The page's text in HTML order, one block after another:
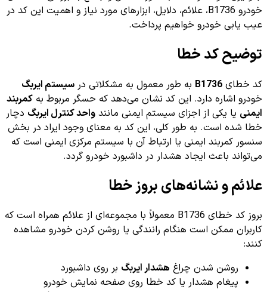
خودرو B1736، علائم، دلایل، ابزارهای مورد نیاز و اهمیت این کد در
عیب یابی خودرو خواهیم پرداخت.
توضیح کد خطا
کد خطای B1736 به طور معمول به مشکلاتی در سیستم ایربگ
خودرو اشاره دارد. این کد نشان می‌دهد که حسگر مربوط به کمربند
ایمنی یا یکی از اجزای سیستم ایمنی مانند واحد کنترل ایربگ دچار
خطا شده است. به طور کلی، این کد به معنای وجود ایراد در بخش
سنسور کمربند ایمنی یا ارتباط آن با سیستم مرکزی ایمنی است که
می‌تواند باعث ایجاد هشدار در داشبورد خودرو گردد.
علائم و نشانه‌های بروز خطا
بروز کد خطای B1736 معمولاً با مجموعه‌ای از علائم همراه است که
کاربران ممکن است هنگام رانندگی یا روشن کردن خودرو مشاهده
کنند:
روشن شدن چراغ هشدار ایربگ بر روی داشبورد
پیغام هشدار یا کد خطا روی صفحه نمایش خودرو